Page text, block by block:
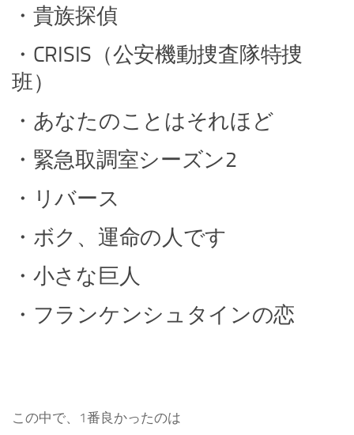
・貴族探偵
・CRISIS（公安機動捜査隊特捜
班）
・あなたのことはそれほど
・緊急取調室シーズン2
・リバース
・ボク、運命の人です
・小さな巨人
・フランケンシュタインの恋
この中で、1番良かったのは